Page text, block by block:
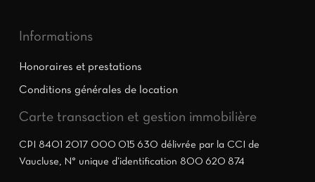
Informations
Honoraires et prestations
Conditions générales de location
Carte transaction et gestion immobilière
CPI 8401 2017 000 015 630 délivrée par la CCI de
Vaucluse, N° unique d’identification 800 620 874